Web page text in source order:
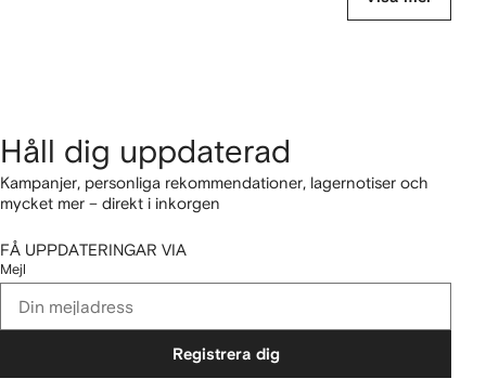
Håll dig uppdaterad
Kampanjer, personliga rekommendationer, lagernotiser och
mycket mer – direkt i inkorgen
FÅ UPPDATERINGAR VIA
Mejl
Registrera dig